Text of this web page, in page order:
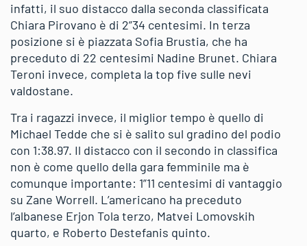
infatti, il suo distacco dalla seconda classificata
Chiara Pirovano è di 2”34 centesimi. In terza
posizione si è piazzata Sofia Brustia, che ha
preceduto di 22 centesimi Nadine Brunet. Chiara
Teroni invece, completa la top five sulle nevi
valdostane.
Tra i ragazzi invece, il miglior tempo è quello di
Michael Tedde che si è salito sul gradino del podio
con 1:38.97. Il distacco con il secondo in classifica
non è come quello della gara femminile ma è
comunque importante: 1”11 centesimi di vantaggio
su Zane Worrell. L’americano ha preceduto
l’albanese Erjon Tola terzo, Matvei Lomovskih
quarto, e Roberto Destefanis quinto.